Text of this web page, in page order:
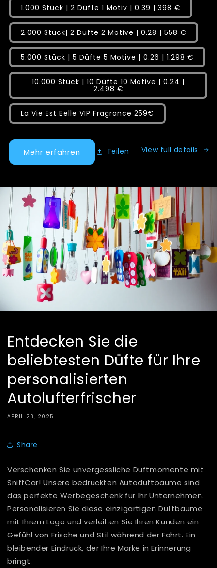
1.000 Stück | 2 Düfte 1 Motiv | 0.39 | 398 €
2.000 Stück| 2 Düfte 2 Motive | 0.28 | 558 €
5.000 Stück | 5 Düfte 5 Motive | 0.26 | 1.298 €
10.000 Stück | 10 Düfte 10 Motive | 0.24 |
2.498 €
La Vie Est Belle VIP Fragrance 259€
Mehr erfahren Teilen View full details
Entdecken Sie die
beliebtesten Düfte für Ihre
personalisierten
Autolufterfrischer
APRIL 28, 2025
Share
Verschenken Sie unvergessliche Duftmomente mit
SniffCar! Unsere bedruckten Autoduftbäume sind
das perfekte Werbegeschenk für Ihr Unternehmen.
Personalisieren Sie diese einzigartigen Duftbäume
mit Ihrem Logo und verleihen Sie Ihren Kunden ein
Gefühl von Frische und Stil während der Fahrt. Ein
bleibender Eindruck, der Ihre Marke in Erinnerung
bringt.